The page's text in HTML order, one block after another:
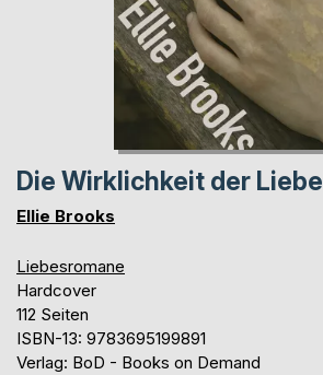
Die Wirklichkeit der Liebe
Ellie Brooks
Liebesromane
Hardcover
112 Seiten
ISBN-13: 9783695199891
Verlag: BoD - Books on Demand